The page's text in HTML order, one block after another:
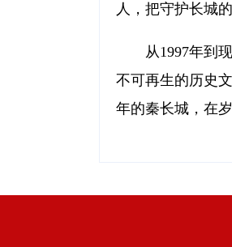
人，把守护长城
从1997年到
不可再生的历史
年的秦长城，在